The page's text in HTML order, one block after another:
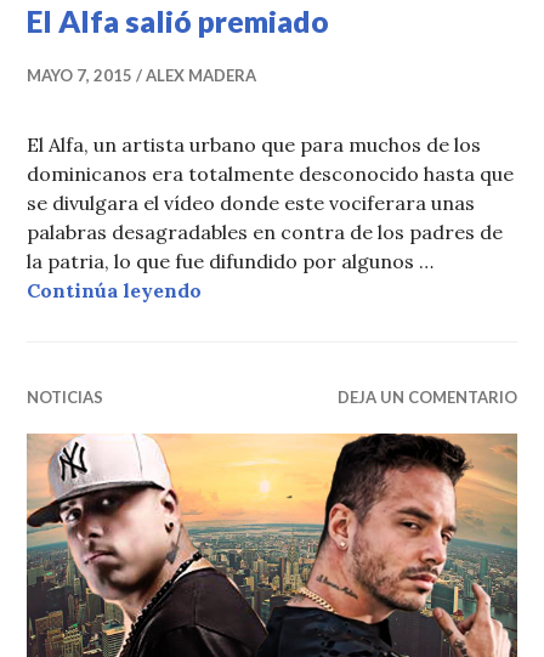
El Alfa salió premiado
MAYO 7, 2015 ALEX MADERA
El Alfa, un artista urbano que para muchos de los
dominicanos era totalmente desconocido hasta que
se divulgara el vídeo donde este vociferara unas
palabras desagradables en contra de los padres de
la patria, lo que fue difundido por algunos …
Continúa leyendo
NOTICIAS DEJA UN COMENTARIO